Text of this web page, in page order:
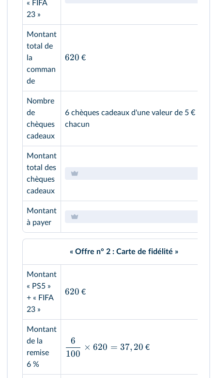
« FIFA
23 »
Montant
total de
la
comman
de
620 €
Nombre
de
chèques
cadeaux
6 chèques cadeaux d'une valeur de 5 €
chacun
Montant
total des
chèques
cadeaux
Montant
à payer
« Offre n° 2 : Carte de fidélité »
Montant
« PS5 »
+ « FIFA
23 »
620 €
Montant
de la
remise
6 %
100
6
× 620 = 37, 20 €